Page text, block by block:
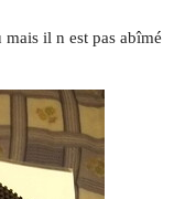
il n est pas abîmé